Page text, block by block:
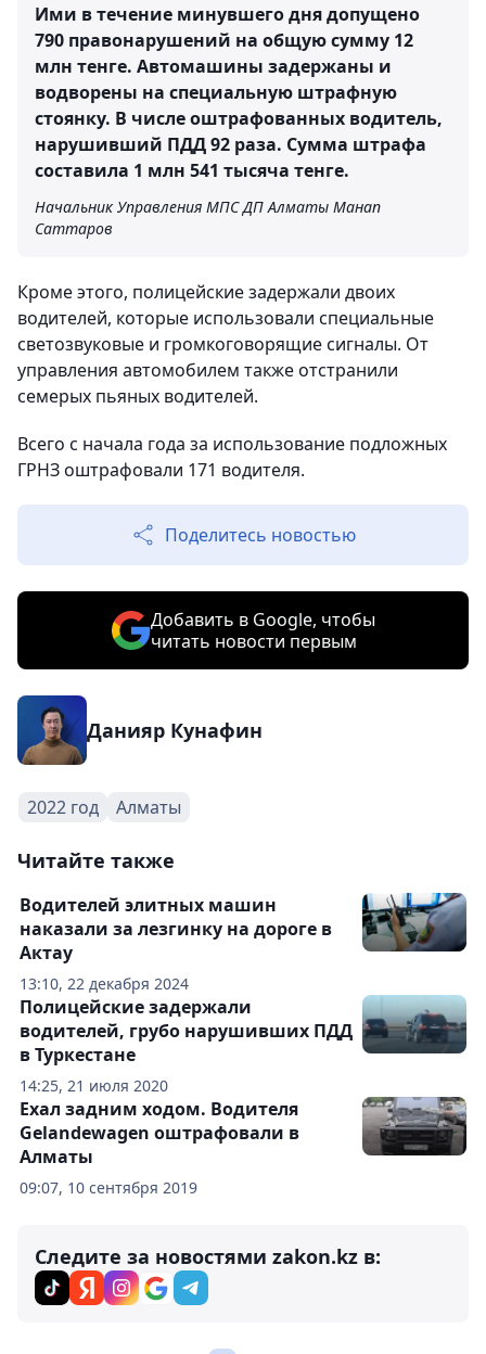
Ими в течение минувшего дня допущено
790 правонарушений на общую сумму 12
млн тенге. Автомашины задержаны и
водворены на специальную штрафную
стоянку. В числе оштрафованных водитель,
нарушивший ПДД 92 раза. Сумма штрафа
составила 1 млн 541 тысяча тенге.
Начальник Управления МПС ДП Алматы Манап
Саттаров
Кроме этого, полицейские задержали двоих
водителей, которые использовали специальные
светозвуковые и громкоговорящие сигналы. От
управления автомобилем также отстранили
семерых пьяных водителей.
Всего с начала года за использование подложных
ГРНЗ оштрафовали 171 водителя.
Поделитесь новостью
Добавить в Google, чтобы
читать новости первым
Данияр Кунафин
2022 год Алматы
Читайте также
13:10, 22 декабря 2024
Водителей элитных машин
наказали за лезгинку на дороге в
Актау
14:25, 21 июля 2020
Полицейские задержали
водителей, грубо нарушивших ПДД
в Туркестане
09:07, 10 сентября 2019
Ехал задним ходом. Водителя
Gelandewagen оштрафовали в
Алматы
Следите за новостями zakon.kz в: